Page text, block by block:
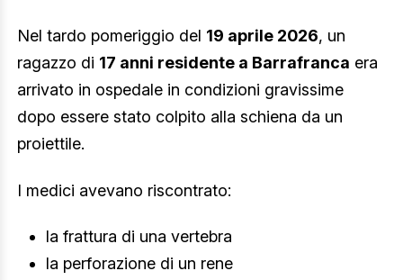
Nel tardo pomeriggio del 19 aprile 2026, un
ragazzo di 17 anni residente a Barrafranca era
arrivato in ospedale in condizioni gravissime
dopo essere stato colpito alla schiena da un
proiettile.
I medici avevano riscontrato:
la frattura di una vertebra
la perforazione di un rene